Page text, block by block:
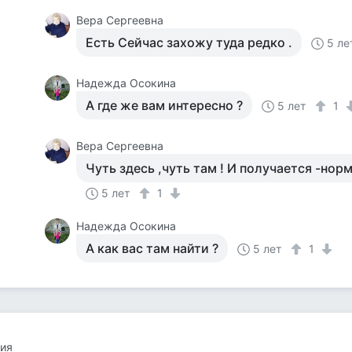
Вера Сергеевна
Есть Сейчас захожу туда редко . 5
Надежда Осокина
А где же вам интересно ? 5 лет 1
Вера Сергеевна
Чуть здесь ,чуть там ! И получается -
5 лет 1
Надежда Осокина
А как вас там найти ? 5 лет 1